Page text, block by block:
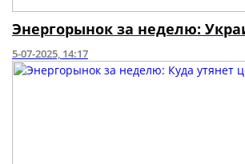
Энергорынок за неделю:
5-07-2025, 14:17